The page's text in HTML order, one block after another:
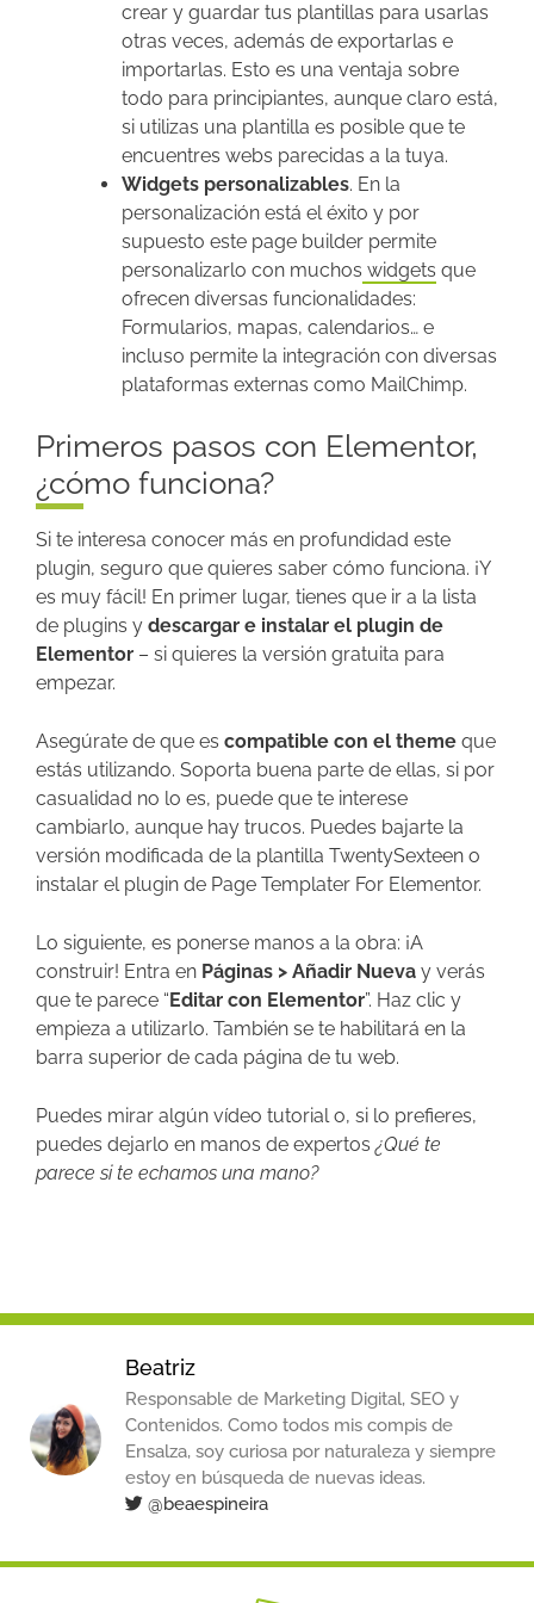
crear y guardar tus plantillas para usarlas
otras veces, además de exportarlas e
importarlas. Esto es una ventaja sobre
todo para principiantes, aunque claro está,
si utilizas una plantilla es posible que te
encuentres webs parecidas a la tuya.
Widgets personalizables. En la
personalización está el éxito y por
supuesto este page builder permite
personalizarlo con muchos widgets que
ofrecen diversas funcionalidades:
Formularios, mapas, calendarios… e
incluso permite la integración con diversas
plataformas externas como MailChimp.
Primeros pasos con Elementor,
¿cómo funciona?
Si te interesa conocer más en profundidad este
plugin, seguro que quieres saber cómo funciona. ¡Y
es muy fácil! En primer lugar, tienes que ir a la lista
de plugins y descargar e instalar el plugin de
Elementor – si quieres la versión gratuita para
empezar.
Asegúrate de que es compatible con el theme que
estás utilizando. Soporta buena parte de ellas, si por
casualidad no lo es, puede que te interese
cambiarlo, aunque hay trucos. Puedes bajarte la
versión modificada de la plantilla TwentySexteen o
instalar el plugin de Page Templater For Elementor.
Lo siguiente, es ponerse manos a la obra: ¡A
construir! Entra en Páginas > Añadir Nueva y verás
que te parece “Editar con Elementor”. Haz clic y
empieza a utilizarlo. También se te habilitará en la
barra superior de cada página de tu web.
Puedes mirar algún vídeo tutorial o, si lo prefieres,
puedes dejarlo en manos de expertos¿Qué te
parece si te echamos una mano?
Beatriz
Responsable de Marketing Digital, SEO y
Contenidos. Como todos mis compis de
Ensalza, soy curiosa por naturaleza y siempre
estoy en búsqueda de nuevas ideas.
@beaespineira